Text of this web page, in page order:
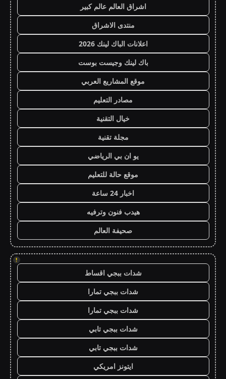
اشراق العالم عالم كبير
منتدى الاشراق
اعلانات الباك لينك 2026
باك لينك وجيست بوست
موقع المشاريع العربي
مصادر التعليم
خيال التقنية
مجلة تقنية
يو ان بي الرياضي
موقع حالة للتعليم
اخبار 24 ساعة
هيدب فنون وترفيه
صحيفة العالم
!
شدات ببجي اقساط
شدات ببجي تمارا
شدات ببجي تمارا
شدات ببجي تابي
شدات ببجي تابي
ايتونز امريكي